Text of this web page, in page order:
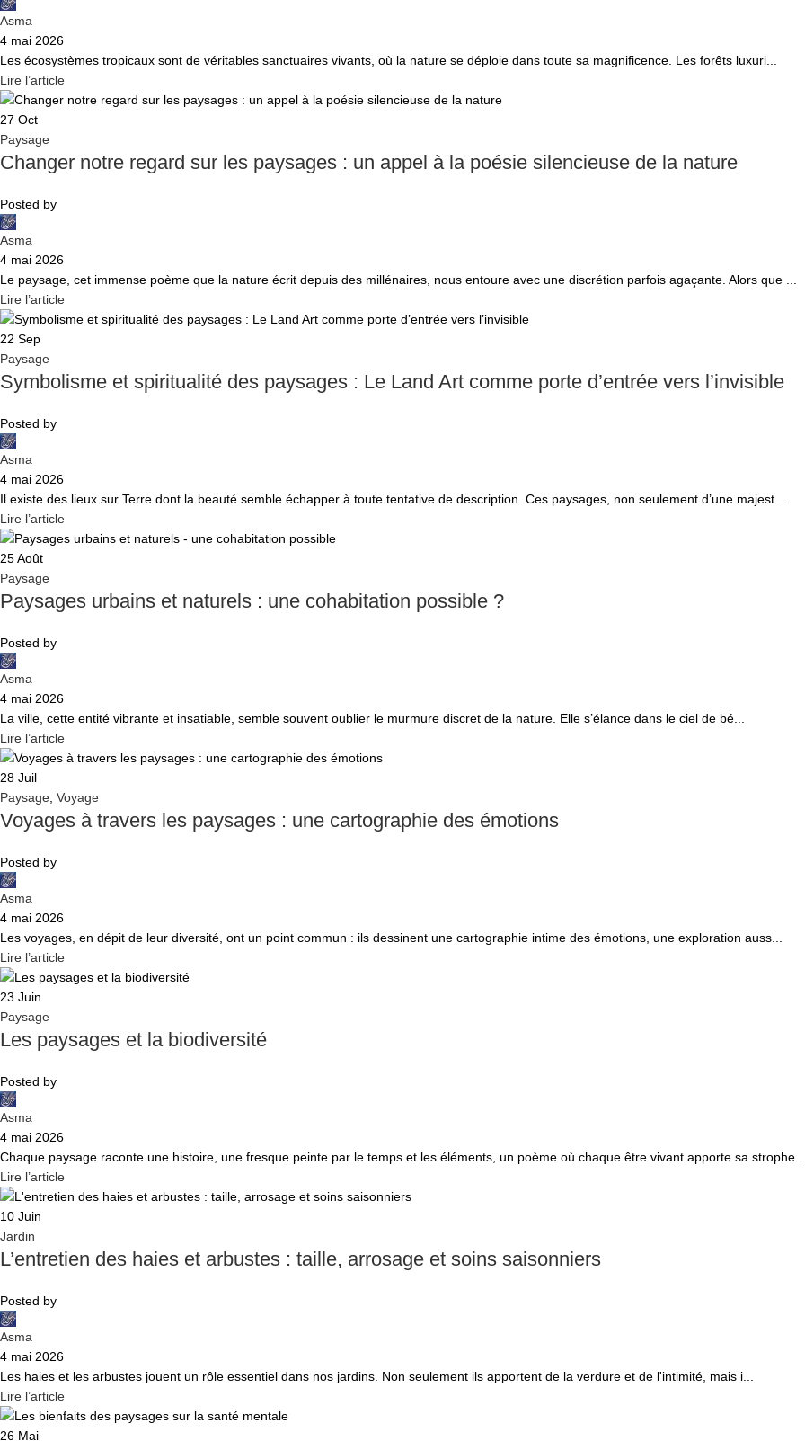
Asma
4 mai 2026
Les écosystèmes tropicaux sont de véritables sanctuaires vivants, où la nature se déploie dans toute sa magnificence. Les forêts luxuri...
Lire l’article
27 Oct
Paysage
Changer notre regard sur les paysages : un appel à la poésie silencieuse de la nature
Posted by
Asma
4 mai 2026
Le paysage, cet immense poème que la nature écrit depuis des millénaires, nous entoure avec une discrétion parfois agaçante. Alors que ...
Lire l’article
22 Sep
Paysage
Symbolisme et spiritualité des paysages : Le Land Art comme porte d’entrée vers l’invisible
Posted by
Asma
4 mai 2026
Il existe des lieux sur Terre dont la beauté semble échapper à toute tentative de description. Ces paysages, non seulement d’une majest...
Lire l’article
25Août
Paysage
Paysages urbains et naturels : une cohabitation possible ?
Posted by
Asma
4 mai 2026
La ville, cette entité vibrante et insatiable, semble souvent oublier le murmure discret de la nature. Elle s’élance dans le ciel de bé...
Lire l’article
28 Juil
Paysage Voyage
Voyages à travers les paysages : une cartographie des émotions
Posted by
Asma
4 mai 2026
Les voyages, en dépit de leur diversité, ont un point commun : ils dessinent une cartographie intime des émotions, une exploration auss...
Lire l’article
23 Juin
Paysage
Les paysages et la biodiversité
Posted by
Asma
4 mai 2026
Chaque paysage raconte une histoire, une fresque peinte par le temps et les éléments, un poème où chaque être vivant apporte sa strophe...
Lire l’article
10 Juin
Jardin
L’entretien des haies et arbustes : taille, arrosage et soins saisonniers
Posted by
Asma
4 mai 2026
Les haies et les arbustes jouent un rôle essentiel dans nos jardins. Non seulement ils apportent de la verdure et de l'intimité, mais i...
Lire l’article
26 Mai